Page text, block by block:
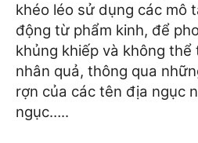
khéo léo sử dụng các mô
động từ phẩm kinh, để
khủng khiếp và không
nhân quả, thông qua
rợn của các tên địa ngục
ngục…..